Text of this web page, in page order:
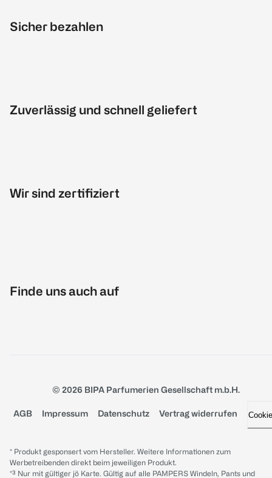
Sicher bezahlen
Zuverlässig und schnell geliefert
Wir sind zertifiziert
Finde uns auch auf
© 2026 BIPA Parfumerien Gesellschaft m.b.H.
AGB Impressum Datenschutz Vertrag widerrufen
* Produkt gesponsert vom Hersteller. Weitere Informationen zum
Werbetreibenden direkt beim jeweiligen Produkt.
*³ Nur mit gültiger jö Karte. Gültig auf alle PAMPERS Windeln, Pants und